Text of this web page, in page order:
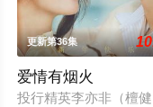
更新第36集
爱情有烟火
投行精英李亦非（檀